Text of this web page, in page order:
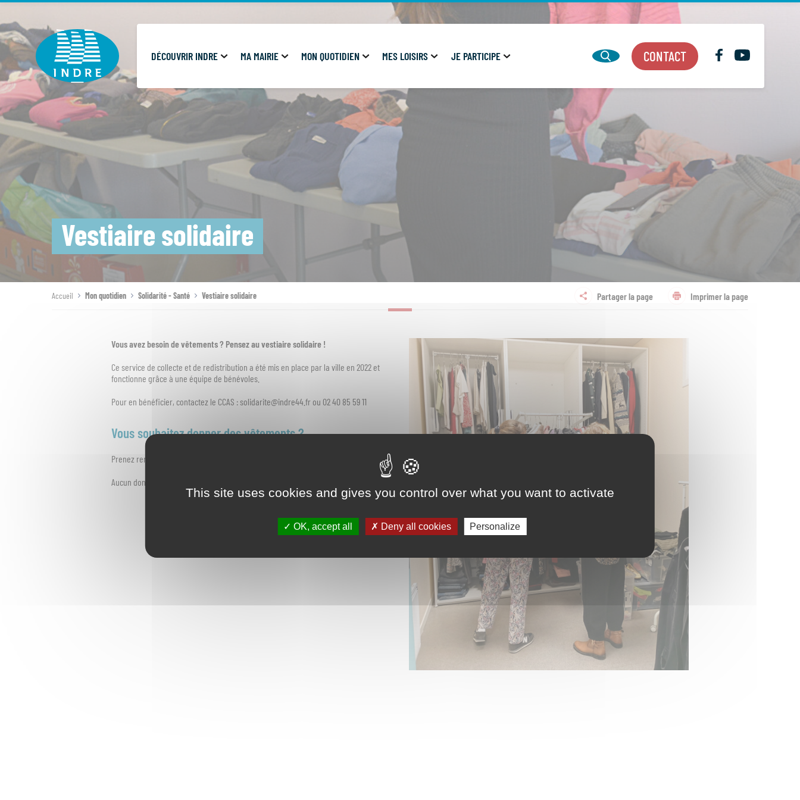
DÉCOUVRIR INDRE MA MAIRIE MON QUOTIDIEN MES LOISIRS JE PARTICIPE CONTACT
Vestiaire solidaire
Accueil Mon quotidien Solidarité - Santé Vestiaire solidaire Partager la page Imprimer la page
Vous avez besoin de vêtements ? Pensez au vestiaire solidaire !
Ce service de collecte et de redistribution a été mis en place par la ville en 2022 et
fonctionne grâce à une équipe de bénévoles.
Pour en bénéficier, contactez le CCAS : solidarite@indre44.fr ou 02 40 85 59 11
Vous souhaitez donner des vêtements ?
Prenez rendez-vous par mail à
Aucun don n’est accepté hors rendez-vous.
Cookies management panel
This site uses cookies and gives you control over what you want to activate
OK, accept all Deny all cookies Personalize